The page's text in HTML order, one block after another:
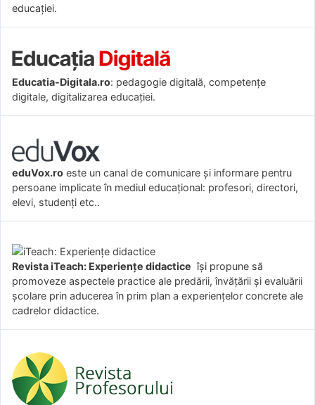
educației.
Educatia-Digitala.ro: pedagogie digitală, competențe
digitale, digitalizarea educației.
eduVox.ro este un canal de comunicare și informare pentru
persoane implicate în mediul educațional: profesori, directori,
elevi, studenți etc..
Revista iTeach: Experienţe didactice îşi propune să
promoveze aspectele practice ale predării, învăţării şi evaluării
şcolare prin aducerea în prim plan a experienţelor concrete ale
cadrelor didactice.